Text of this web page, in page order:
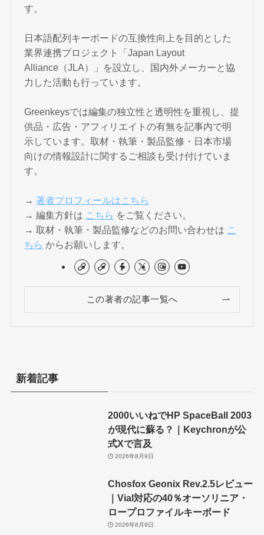
す。
日本語配列キーボードの互換性向上を目的とした
業界連携プロジェクト「Japan Layout
Alliance（JLA）」を設立し、国内外メーカーと協
力した活動も行っています。
Greenkeysでは編集の独立性と透明性を重視し、提
供品・広告・アフィリエイトの有無を記事内で明
示しています。取材・執筆・製品監修・日本市場
向けの情報設計に関するご相談も受け付けていま
す。
→著者プロフィールはこちら
→ 編集方針は こちら をご覧ください。
→ 取材・執筆・製品監修などのお問い合わせは こ
ちら からお願いします。
この著者の記事一覧へ
新着記事
2000いいねでHP SpaceBall 2003
が現代に蘇る？｜Keychronが公
式Xで言及
2026年8月9日
Chosfox Geonix Rev.2.5レビュー
｜Vial対応の40％オーソリニア・
ロープロファイルキーボード
2026年8月9日